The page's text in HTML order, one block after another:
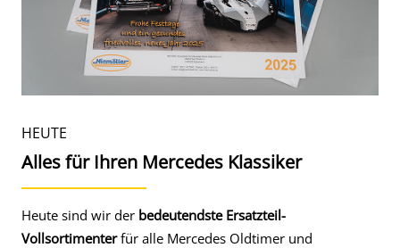
HEUTE
Alles für Ihren Mercedes Klassiker
Heute sind wir der bedeutendste Ersatzteil-
Vollsortimenterfür alle Mercedes Oldtimer und